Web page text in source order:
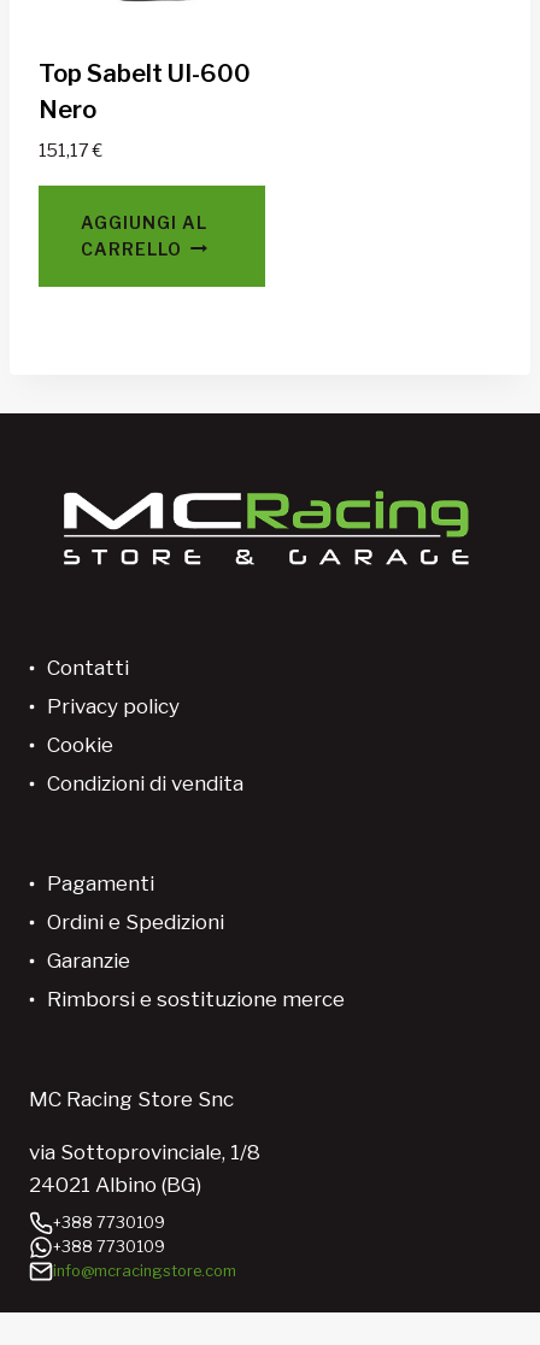
Top Sabelt UI-600
Nero
151,17€
AGGIUNGI AL
CARRELLO
Contatti
Privacy policy
Cookie
Condizioni di vendita
Pagamenti
Ordini e Spedizioni
Garanzie
Rimborsi e sostituzione merce
MC Racing Store Snc
via Sottoprovinciale, 1/8
24021 Albino (BG)
+388 7730109
+388 7730109
info@mcracingstore.com